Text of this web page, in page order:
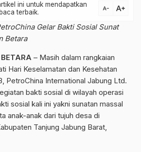
ini untuk mendapatkan
terbaik.
text_decrease text_increase
Gelar Bakti Sosial Sunat
Betara
– Masih dalam rangkaian
Hari Keselamatan dan Kesehatan
PetroChina International Jabung Ltd.
bakti sosial di wilayah operasi
sosial kali ini yakni sunatan massal
anak-anak dari tujuh desa di
Tanjung Jabung Barat,